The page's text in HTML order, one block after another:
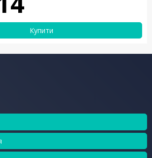
Купити